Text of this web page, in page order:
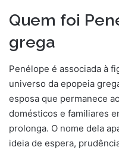
Quem foi
grega
Penélope é associada à
universo da epopeia
esposa que permanece
domésticos e familiares
prolonga. O nome dela
ideia de espera,